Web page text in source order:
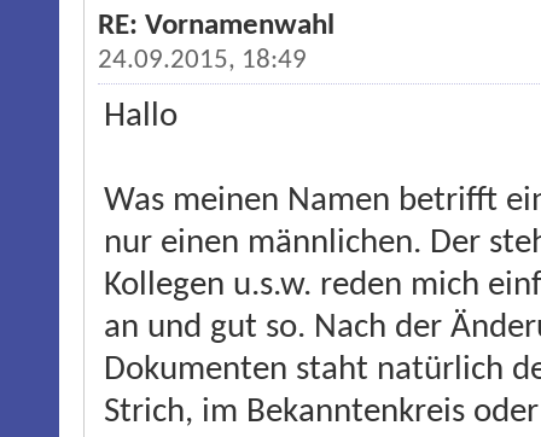
RE: Vornamenwahl
24.09.2015, 18:49
Hallo
Was meinen Namen betrifft
nur einen männlichen. Der
Kollegen u.s.w. reden mich
an und gut so. Nach der
Dokumenten staht natürlich
Strich, im Bekanntenkreis